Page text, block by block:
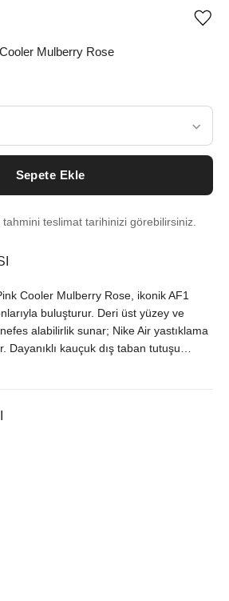
Mulberry Rose
Sepete Ekle
tahmini teslimat tarihinizi görebilirsiniz.
Cooler Mulberry Rose, ikonik AF1
buluşturur. Deri üst yüzey ve
alabilirlik sunar; Nike Air yastıklama
Dayanıklı kauçuk dış taban tutuşu
sneaker koleksiyonu ve spor-şık
ve şıklığı bir arada sunar.